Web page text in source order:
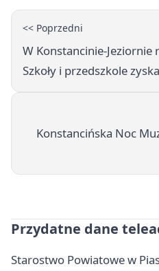
<< Poprzedni
W Konstancinie-Jeziornie
Szkoły i przedszkole
Konstancińska Noc
Przydatne dane
Starostwo Powiatowe w